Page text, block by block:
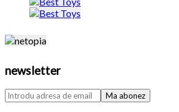
newsletter